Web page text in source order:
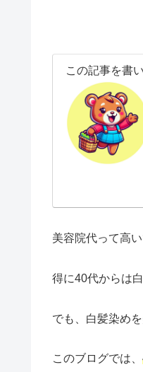
この記事を書
美容院代って高い
得に40代からは
でも、白髪染め
このブログでは、